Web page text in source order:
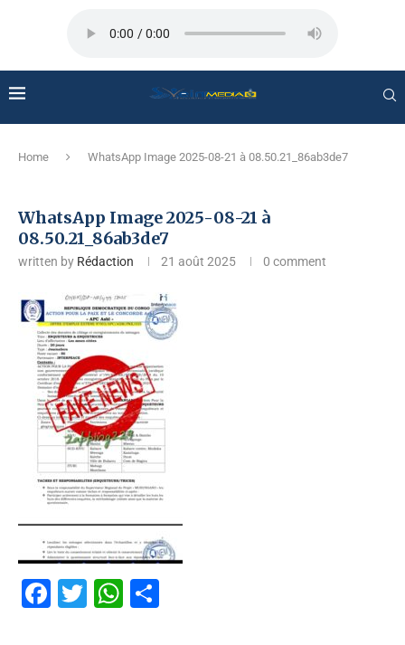
Home WhatsApp Image 2025-08-21 à 08.50.21_86ab3de7
WhatsApp Image 2025-08-21 à
08.50.21_86ab3de7
written by Rédaction 21 août 2025 0 comment
Facebook
TwitterWhatsApp